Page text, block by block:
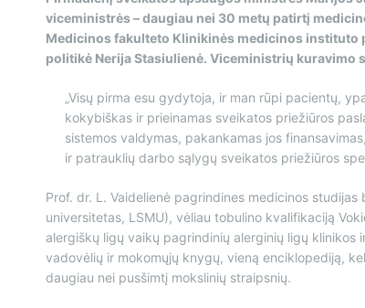
viceministrės – daugiau nei 30 metų patirtį
Medicinos fakulteto Klinikinės medicinos instituto
politikė Nerija Stasiulienė. Viceministrių kuravimo
„Visų pirma esu gydytoja, ir man rūpi pacientų,
kokybiškas ir prieinamas sveikatos priežiūros
sistemos valdymas, pakankamas jos
ir patrauklių darbo sąlygų sveikatos priežiūros
Prof. dr. L. Vaidelienė pagrindines medicinos
universitetas, LSMU), vėliau tobulino kvalifikaciją
alergiškų ligų vaikų pagrindinių alerginių ligų klinikos
vadovėlių ir mokomųjų knygų, vieną enciklopediją,
daugiau nei pusšimtį mokslinių straipsnių.